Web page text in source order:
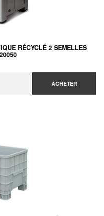
RÉCYCLÉ 2 SEMELLES
ACHETER